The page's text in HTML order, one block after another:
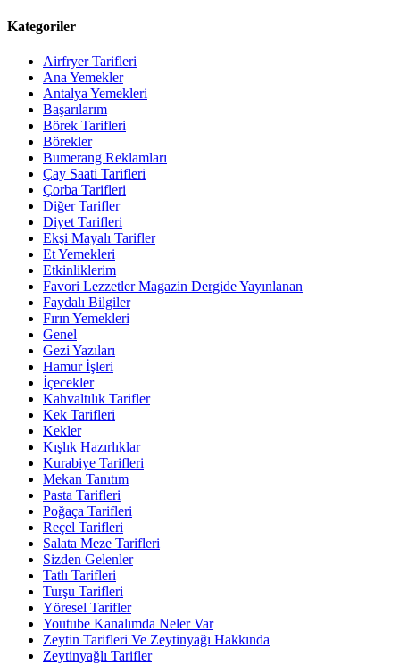
Kategoriler
Airfryer Tarifleri
Ana Yemekler
Antalya Yemekleri
Başarılarım
Börek Tarifleri
Börekler
Bumerang Reklamları
Çay Saati Tarifleri
Çorba Tarifleri
Diğer Tarifler
Diyet Tarifleri
Ekşi Mayalı Tarifler
Et Yemekleri
Etkinliklerim
Favori Lezzetler Magazin Dergide Yayınlanan
Faydalı Bilgiler
Fırın Yemekleri
Genel
Gezi Yazıları
Hamur İşleri
İçecekler
Kahvaltılık Tarifler
Kek Tarifleri
Kekler
Kışlık Hazırlıklar
Kurabiye Tarifleri
Mekan Tanıtım
Pasta Tarifleri
Poğaça Tarifleri
Reçel Tarifleri
Salata Meze Tarifleri
Sizden Gelenler
Tatlı Tarifleri
Turşu Tarifleri
Yöresel Tarifler
Youtube Kanalımda Neler Var
Zeytin Tarifleri Ve Zeytinyağı Hakkında
Zeytinyağlı Tarifler